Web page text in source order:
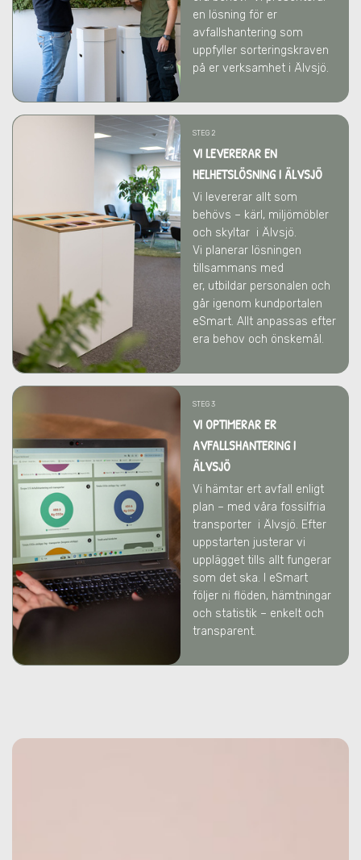
en lösning för er
avfallshantering som
uppfyller sorteringskraven
på er verksamhet i Älvsjö.
STEG 2
VI LEVERERAR EN
HELHETSLÖSNING I ÄLVSJÖ
Vi levererar allt som
behövs – kärl, miljömöbler
och skyltar i Älvsjö.
Vi planerar lösningen
tillsammans med
er, utbildar personalen och
går igenom kundportalen
eSmart. Allt anpassas efter
era behov och önskemål.
STEG 3
VI OPTIMERAR ER
AVFALLSHANTERINGI
ÄLVSJÖ
Vi hämtar ert avfall enligt
plan – med våra fossilfria
transporter i Älvsjö. Efter
uppstarten justerar vi
upplägget tills allt fungerar
som det ska. I eSmart
följer ni flöden, hämtningar
och statistik – enkelt och
transparent.